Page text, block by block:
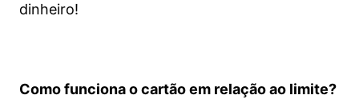
dinheiro!
Como funciona o cartão em relação ao limite?